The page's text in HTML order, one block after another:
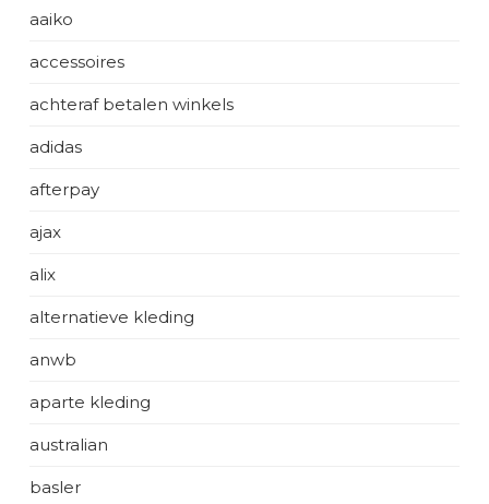
aaiko
accessoires
achteraf betalen winkels
adidas
afterpay
ajax
alix
alternatieve kleding
anwb
aparte kleding
australian
basler